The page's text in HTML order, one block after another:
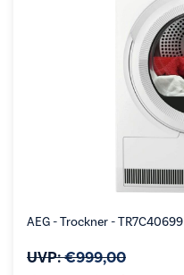
AEG - Trockner - TR7C40699
UVP:€999,00